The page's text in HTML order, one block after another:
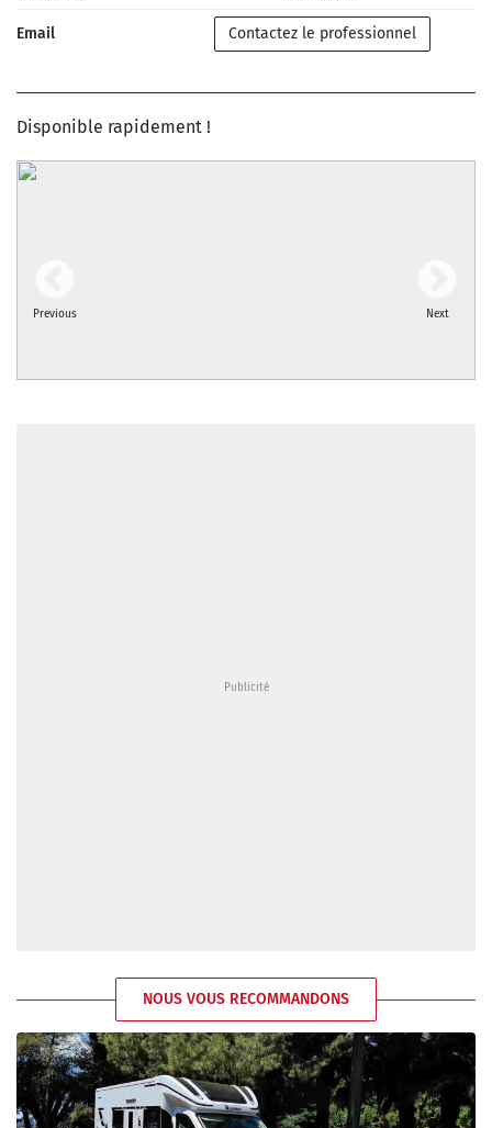
Email Contactez le professionnel
Disponible rapidement !
Previous Next
NOUS VOUS RECOMMANDONS